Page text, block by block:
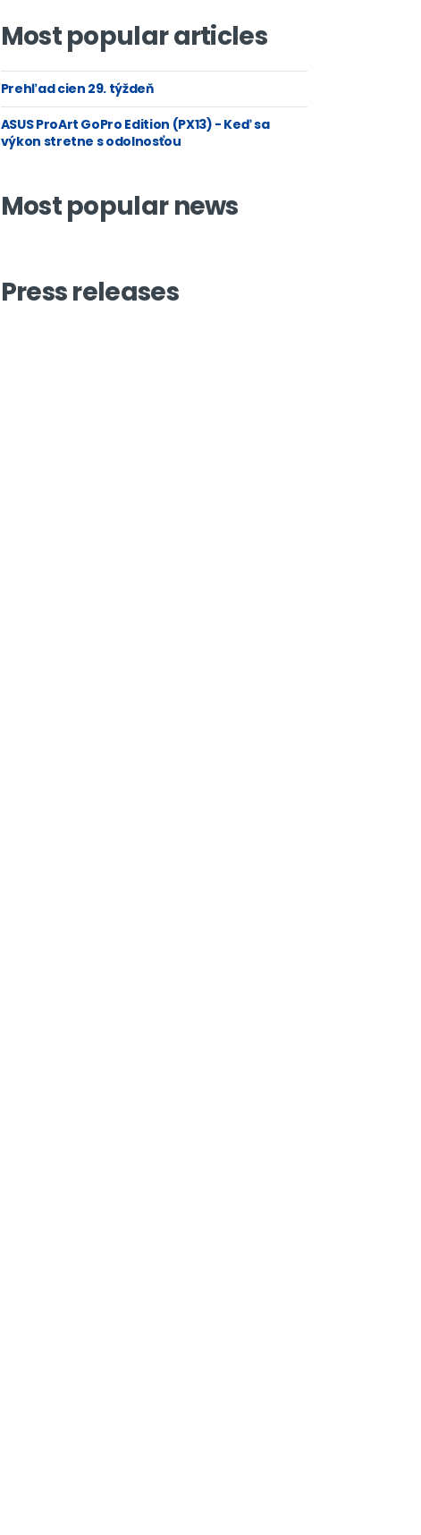
Most popular articles
Prehľad cien 29. týždeň
ASUS ProArt GoPro Edition (PX13) - Keď sa
výkon stretne s odolnosťou
Most popular news
Press releases